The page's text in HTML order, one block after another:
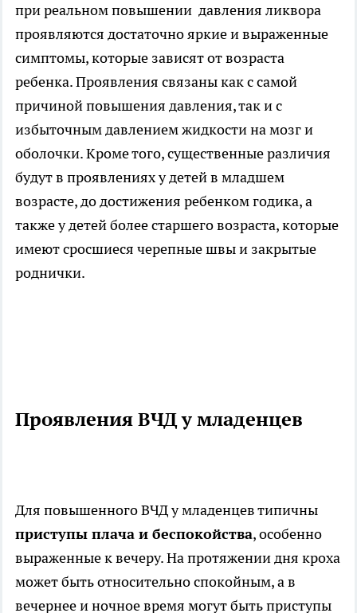
при реальном повышении давления ликвора
проявляются достаточно яркие и выраженные
симптомы, которые зависят от возраста
ребенка. Проявления связаны как с самой
причиной повышения давления, так и с
избыточным давлением жидкости на мозг и
оболочки. Кроме того, существенные различия
будут в проявлениях у детей в младшем
возрасте, до достижения ребенком годика, а
также у детей более старшего возраста, которые
имеют сросшиеся черепные швы и закрытые
роднички.
Проявления ВЧД у младенцев
Для повышенного ВЧД у младенцев типичны
приступы плача и беспокойства, особенно
выраженные к вечеру. На протяжении дня кроха
может быть относительно спокойным, а в
вечернее и ночное время могут быть приступы